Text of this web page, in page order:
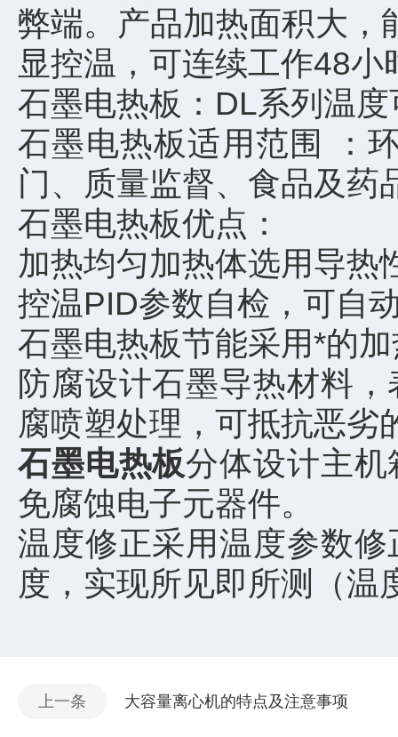
弊端。产品加热面积大，
显控温，可连续工作48
石墨电热板：DL系列温
石墨电热板适用范围 ：
门、质量监督、食品及药
石墨电热板优点：
加热均匀加热体选用导热
控温PID参数自检，可自
石墨电热板节能采用*的
防腐设计石墨导热材料
腐喷塑处理，可抵抗恶劣
石墨电热板分体设计主
免腐蚀电子元器件。
温度修正采用温度参数
度，实现所见即所测（
上一条 大容量离心机的特点及注意事项